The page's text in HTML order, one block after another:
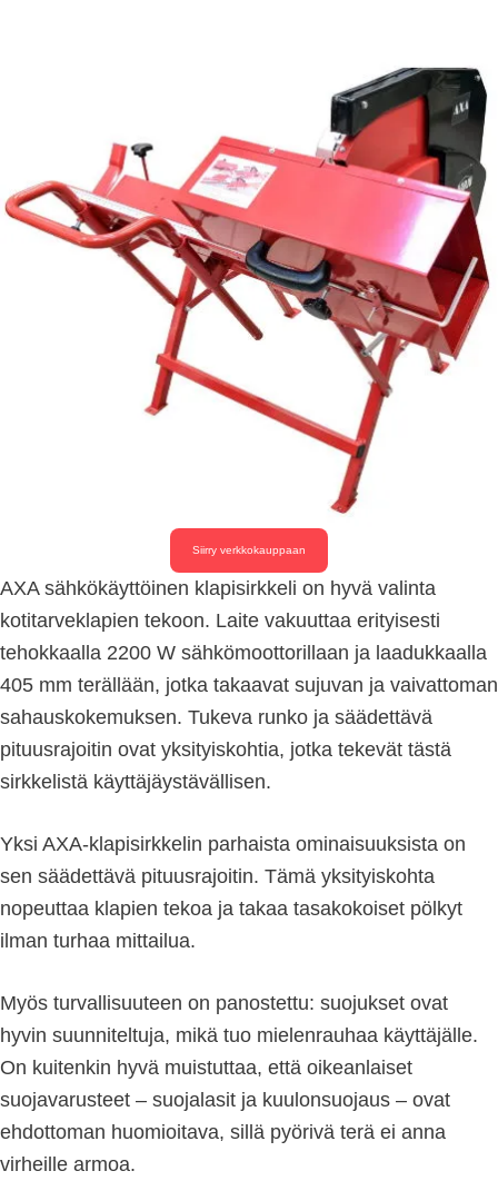
Siirry verkkokauppaan
AXA sähkökäyttöinen klapisirkkeli on hyvä valinta
kotitarveklapien tekoon. Laite vakuuttaa erityisesti
tehokkaalla 2200 W sähkömoottorillaan ja laadukkaalla
405 mm terällään, jotka takaavat sujuvan ja vaivattoman
sahauskokemuksen. Tukeva runko ja säädettävä
pituusrajoitin ovat yksityiskohtia, jotka tekevät tästä
sirkkelistä käyttäjäystävällisen.
Yksi AXA-klapisirkkelin parhaista ominaisuuksista on
sen säädettävä pituusrajoitin. Tämä yksityiskohta
nopeuttaa klapien tekoa ja takaa tasakokoiset pölkyt
ilman turhaa mittailua.
Myös turvallisuuteen on panostettu: suojukset ovat
hyvin suunniteltuja, mikä tuo mielenrauhaa käyttäjälle.
On kuitenkin hyvä muistuttaa, että oikeanlaiset
suojavarusteet – suojalasit ja kuulonsuojaus – ovat
ehdottoman huomioitava, sillä pyörivä terä ei anna
virheille armoa.